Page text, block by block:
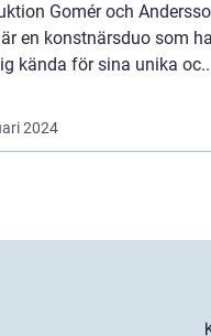
och Andersson
en konstnärsduo som
kända för sina unika
2024